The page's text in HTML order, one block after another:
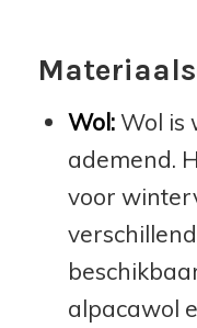
Wol:Wol is
ademend.
voor
alpacawol